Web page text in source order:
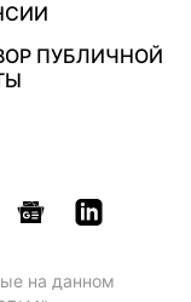
ПУБЛИЧНОЙ
на данном